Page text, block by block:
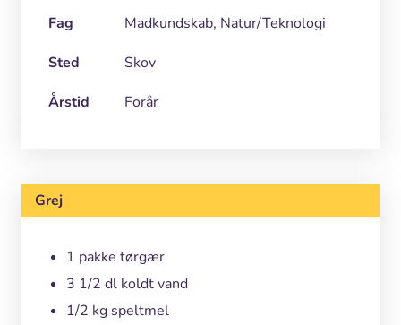
Fag
Madkundskab, Natur/Teknologi
Sted
Skov
Årstid
Forår
Grej
1 pakke tørgær
3 1/2 dl koldt vand
1/2 kg speltmel